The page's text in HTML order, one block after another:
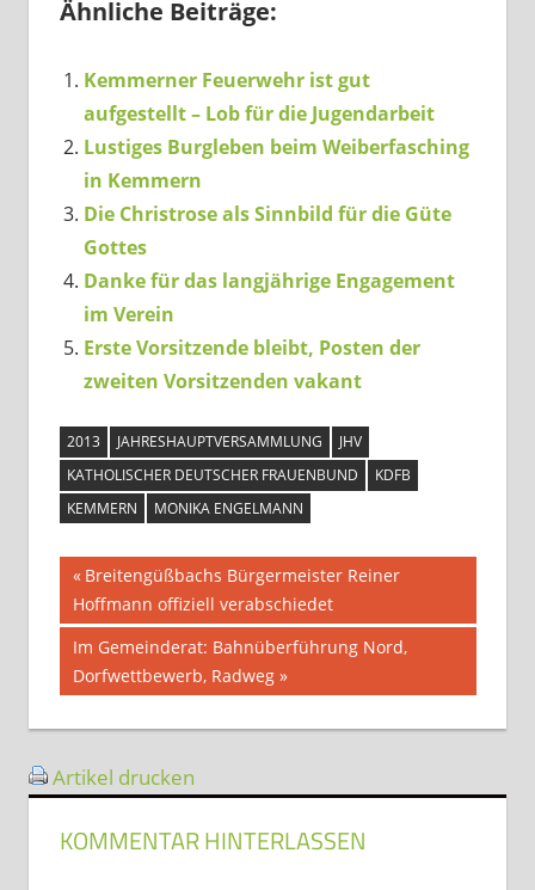
Ähnliche Beiträge:
Kemmerner Feuerwehr ist gut
aufgestellt – Lob für die Jugendarbeit
Lustiges Burgleben beim Weiberfasching
in Kemmern
Die Christrose als Sinnbild für die Güte
Gottes
Danke für das langjährige Engagement
im Verein
Erste Vorsitzende bleibt, Posten der
zweiten Vorsitzenden vakant
2013 JAHRESHAUPTVERSAMMLUNG
JHV
KATHOLISCHER DEUTSCHER FRAUENBUND
KDFB
KEMMERN
MONIKA ENGELMANN
Beitragsnavigation
Vorheriger
Beitrag:
Breitengüßbachs Bürgermeister Reiner
Hoffmann offiziell verabschiedet
Nächster
Beitrag:
Im Gemeinderat: Bahnüberführung Nord,
Dorfwettbewerb, Radweg
Artikel drucken
KOMMENTAR HINTERLASSEN